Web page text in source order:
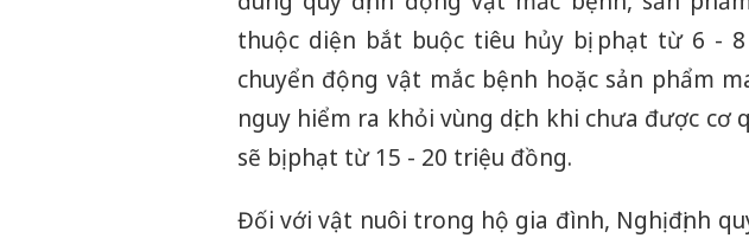
thuộc diện bắt buộc tiêu hủy bị phạt từ 6 -
chuyển động vật mắc bệnh hoặc sản phẩm
nguy hiểm ra khỏi vùng dịch khi chưa được cơ
sẽ bị phạt từ 15 - 20 triệu đồng.
Đối với vật nuôi trong hộ gia đình, Nghị định